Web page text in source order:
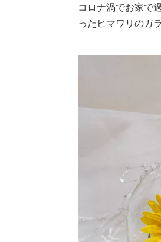
コロナ渦でお家で
ったヒマワリのガ